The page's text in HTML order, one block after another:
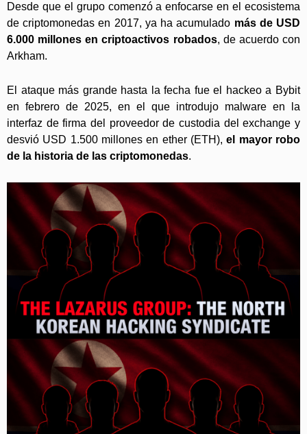
Desde que el grupo comenzó a enfocarse en el ecosistema
de criptomonedas en 2017, ya ha acumulado más de USD
6.000 millones en criptoactivos robados, de acuerdo con
Arkham.
El ataque más grande hasta la fecha fue el hackeo a Bybit
en febrero de 2025, en el que introdujo malware en la
interfaz de firma del proveedor de custodia del exchange y
desvió USD 1.500 millones en ether (ETH),el mayor robo
de la historia de las criptomonedas.